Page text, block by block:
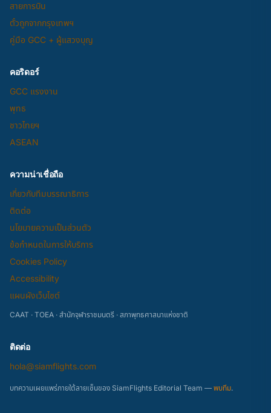
สายการบิน
ตั๋วถูกจากกรุงเทพฯ
คู่มือ GCC + ผู้แสวงบุญ
คอริดอร์
GCC แรงงาน
พุทธ
ชาวไทยฯ
ASEAN
ความน่าเชื่อถือ
เกี่ยวกับทีมบรรณาธิการ
ติดต่อ
นโยบายความเป็นส่วนตัว
ข้อกำหนดในการให้บริการ
Cookies Policy
Accessibility
แผนผังเว็บไซต์
CAAT · TOEA · สำนักจุฬาราชมนตรี · สภาพุทธศาสนาแห่งชาติ
ติดต่อ
hola@siamflights.com
บทความเผยแพร่ภายใต้ลายเซ็นของ SiamFlights Editorial Team — พบทีม.